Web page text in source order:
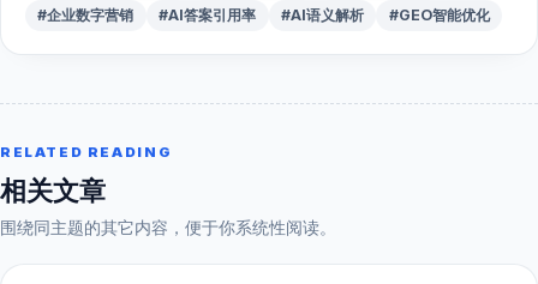
#企业数字营销
#AI答案引用率 #AI语义解析 #GEO智能优化
RELATED READING
相关文章
围绕同主题的其它内容，便于你系统性阅读。